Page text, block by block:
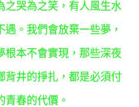
之哭為之笑，有人風生水
遇。我們會放棄一些夢，
根本不會實現，那些深夜
背井的掙扎，都是必須付
青春的代價。